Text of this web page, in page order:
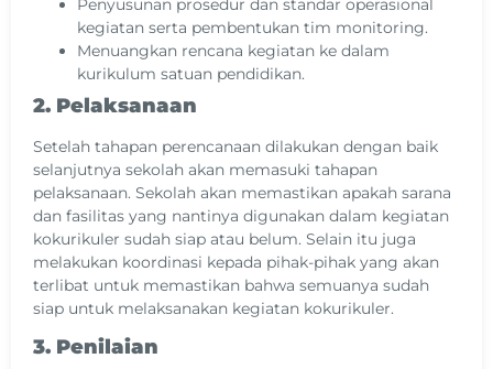
Penyusunan prosedur dan standar operasional
kegiatan serta pembentukan tim monitoring.
Menuangkan rencana kegiatan ke dalam
kurikulum satuan pendidikan.
2. Pelaksanaan
Setelah tahapan perencanaan dilakukan dengan baik
selanjutnya sekolah akan memasuki tahapan
pelaksanaan. Sekolah akan memastikan apakah sarana
dan fasilitas yang nantinya digunakan dalam kegiatan
kokurikuler sudah siap atau belum. Selain itu juga
melakukan koordinasi kepada pihak-pihak yang akan
terlibat untuk memastikan bahwa semuanya sudah
siap untuk melaksanakan kegiatan kokurikuler.
3. Penilaian